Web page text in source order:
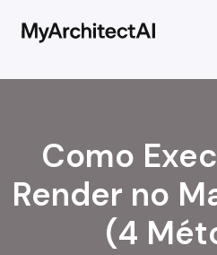
Como
Render no
(4